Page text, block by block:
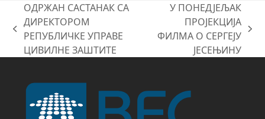
previous
post:
ОДРЖАН САСТАНАК СА
ДИРЕКТОРОМ
РЕПУБЛИЧКЕ УПРАВЕ
ЦИВИЛНЕ ЗАШТИТЕ
next
У ПОНЕДЈЕЉАК
ПРОЈЕКЦИЈА
ФИЛМА О СЕРГЕЈУ
ЈЕСЕЊИНУ